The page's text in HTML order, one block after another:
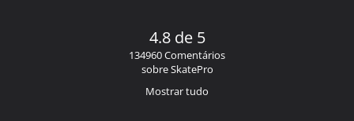
4.8 de 5
134960 Comentários
sobre SkatePro
Mostrar tudo